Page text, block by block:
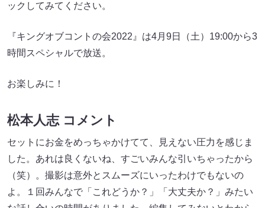
ックしてみてください。
『キングオブコントの会2022』は4月9日（土）19:00から3
時間スペシャルで放送。
お楽しみに！
松本人志 コメント
セットにお金をめっちゃかけてて、見えない圧力を感じま
した。あれは良くないね、すごいみんな引いちゃったから
（笑）。撮影は意外とスムーズにいったわけでもないの
よ。１回みんなで「これどうか？」「大丈夫か？」みたい